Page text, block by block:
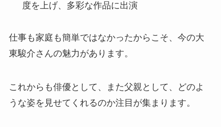
度を上げ、多彩な作品に出演
仕事も家庭も簡単ではなかったからこそ、今の大
東駿介さんの魅力があります。
これからも俳優として、また父親として、どのよ
うな姿を見せてくれるのか注目が集まります。